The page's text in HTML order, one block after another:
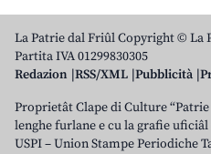
La Patrie dal Friûl Copyright © La
Partita IVA 01299830305
Redazion RSS/XML Pubblicità
Proprietât Clape di Culture
lenghe furlane e cu la grafie uficiâl
USPI – Union Stampe Periodiche